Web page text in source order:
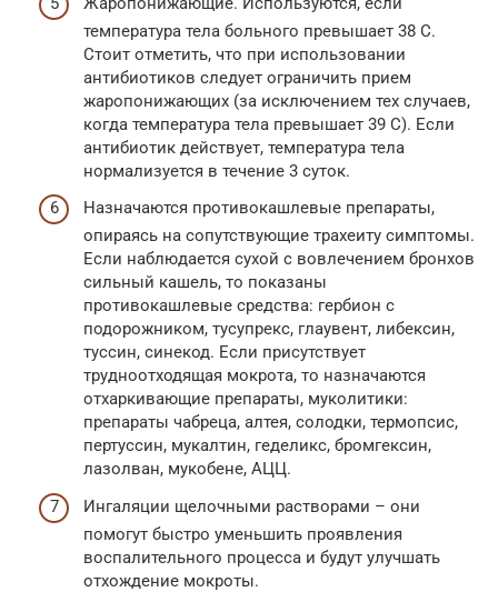
температура тела больного превышает 38 C.
Стоит отметить, что при использовании
антибиотиков следует ограничить прием
жаропонижающих (за исключением тех случаев,
когда температура тела превышает 39 C). Если
антибиотик действует, температура тела
нормализуется в течение 3 суток.
Назначаются противокашлевые препараты,
опираясь на сопутствующие трахеиту симптомы.
Если наблюдается сухой с вовлечением бронхов
сильный кашель, то показаны
противокашлевые средства: гербион с
подорожником, тусупрекс, глаувент, либексин,
туссин, синекод. Если присутствует
трудноотходящая мокрота, то назначаются
отхаркивающие препараты, муколитики:
препараты чабреца, алтея, солодки, термопсис,
пертуссин, мукалтин, геделикс, бромгексин,
лазолван, мукобене, АЦЦ.
Ингаляции щелочными растворами – они
помогут быстро уменьшить проявления
воспалительного процесса и будут улучшать
отхождение мокроты.